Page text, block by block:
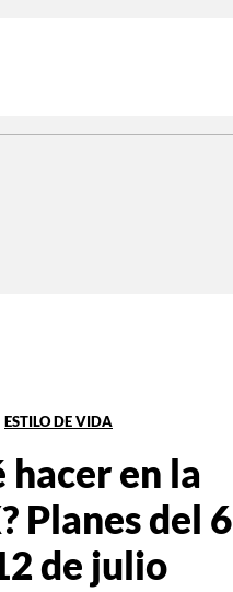
ESTILO DE VIDA
hacer en la
Planes del 6
de julio